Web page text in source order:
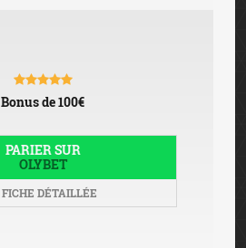
Bonus de 100€
PARIER SUR
OLYBET
FICHE DÉTAILLÉE